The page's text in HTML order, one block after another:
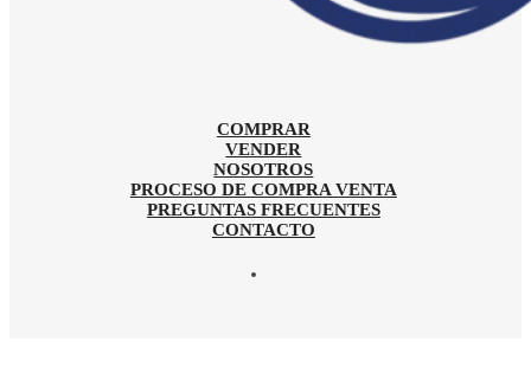
COMPRAR
VENDER
NOSOTROS
PROCESO DE COMPRA VENTA
PREGUNTAS FRECUENTES
CONTACTO